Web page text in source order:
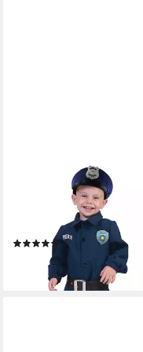
FUNNY FASHION
Polizei-Kostüm Policeman
Polizist Baby mit Mütze -
Polizei Anzug
(5)
21,90 €
lieferbar - in 2-3 Werktagen